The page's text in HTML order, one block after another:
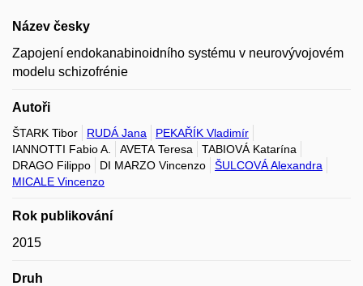
Název česky
Zapojení endokanabinoidního systému v neurovývojovém
modelu schizofrénie
Autoři
ŠTARK Tibor RUDÁ Jana
PEKAŘÍK Vladimír
IANNOTTI Fabio A.
AVETA Teresa
TABIOVÁ Katarína
DRAGO Filippo
DI MARZO Vincenzo
ŠULCOVÁ Alexandra
MICALE Vincenzo
Rok publikování
2015
Druh